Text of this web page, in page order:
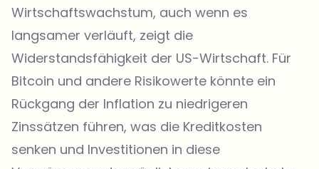
Wirtschaftswachstum, auch wenn es
langsamer verläuft, zeigt die
Widerstandsfähigkeit der US-Wirtschaft. Für
Bitcoin und andere Risikowerte könnte ein
Rückgang der Inflation zu niedrigeren
Zinssätzen führen, was die Kreditkosten
senken und Investitionen in diese